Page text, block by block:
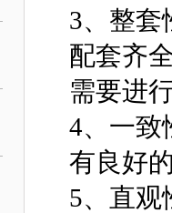
3、整套
配套齐
需要进
4、一致
有良好
5、直观